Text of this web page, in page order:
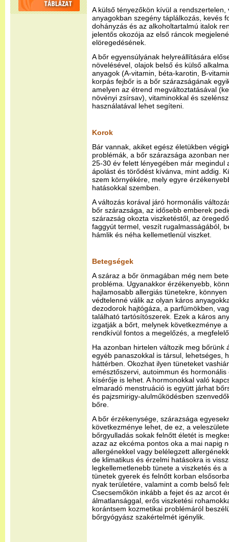
A külső tényezőkön kívül a
anyagokban szegény táplálkozás, kevés
dohányzás és az alkoholtartalmú italok
jelentős okozója az első ráncok
elöregedésének.
A bőr egyensúlyának helyreállítására
növelésével, olajok belső és külső
anyagok (A-vitamin, béta-karotin, B-
korpás fejbőr is a bőr szárazságának
amelyen az étrend megváltoztatásával
növényi zsírsav), vitaminokkal és
használatával lehet segíteni.
Korok
Bár vannak, akiket egész életükben
problémák, a bőr szárazsága azonban
25-30 év felett lényegében már megindul
ápolást és törődést kívánva, mint addig.
szem környékére, mely egyre
hatásokkal szemben.
A változás korával járó hormonális
bőr szárazsága, az idősebb emberek
szárazság okozta viszketéstől, az
faggyút termel, veszít rugalmasságából,
hámlik és néha kellemetlenül viszket.
Betegségek
A száraz a bőr önmagában még nem
probléma. Ugyanakkor érzékenyebb,
hajlamosabb allergiás tünetekre,
védtelenné válik az olyan káros
dezodorok hajtógáza, a parfümökben,
található tartósítószerek. Ezek a káros
izgatják a bőrt, melynek következménye
rendkívül fontos a megelőzés, a
Ha azonban hirtelen változik meg bőrünk
egyéb panaszokkal is társul, lehetséges,
háttérben. Okozhat ilyen tüneteket
emésztőszervi, autoimmun és
kísérője is lehet. A hormonokkal való
elmaradó menstruáció is együtt járhat
és pajzsmirigy-alulműködésben
bőre.
A bőr érzékenysége, szárazsága
következménye lehet, de ez, a
bőrgyulladás sokak felnőtt életét is
azaz az ekcéma pontos oka a mai napig
allergénekkel vagy belélegzett
de klimatikus és érzelmi hatásokra is
legkellemetlenebb tünete a viszketés és
tünetek gyerek és felnőtt korban
nyak területére, valamint a comb belső
Csecsemőkön inkább a fejet és az arcot
álmatlansággal, erős viszketési
korántsem kozmetikai problémáról
bőrgyógyász szakértelmét igénylik.